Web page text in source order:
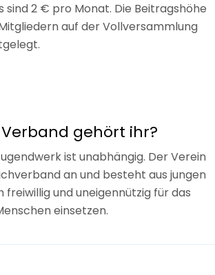
sind 2 € pro Monat. Die Beitragshöhe
auf der Vollversammlung
gehört ihr?
ist unabhängig. Der Verein
an und besteht aus jungen
freiwillig und uneigennützig für das
einsetzen.